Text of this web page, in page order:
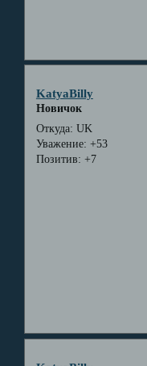
KatyaBilly
Новичок
Откуда: UK
Уважение: +53
Позитив: +7